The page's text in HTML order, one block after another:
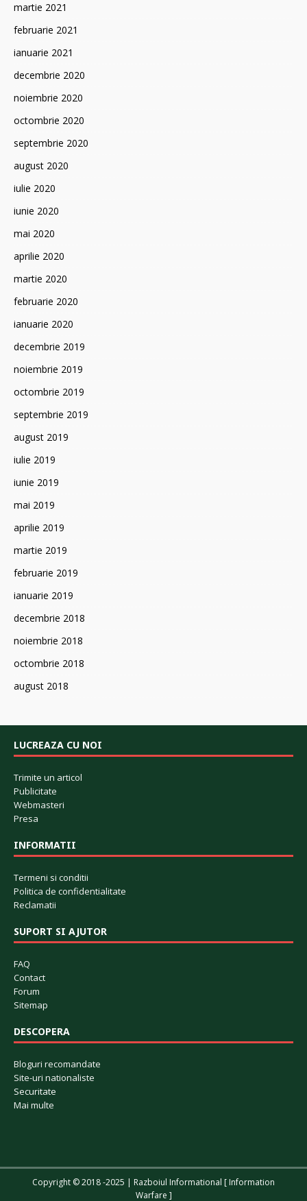
martie 2021
februarie 2021
ianuarie 2021
decembrie 2020
noiembrie 2020
octombrie 2020
septembrie 2020
august 2020
iulie 2020
iunie 2020
mai 2020
aprilie 2020
martie 2020
februarie 2020
ianuarie 2020
decembrie 2019
noiembrie 2019
octombrie 2019
septembrie 2019
august 2019
iulie 2019
iunie 2019
mai 2019
aprilie 2019
martie 2019
februarie 2019
ianuarie 2019
decembrie 2018
noiembrie 2018
octombrie 2018
august 2018
LUCREAZA CU NOI
Trimite un articol
Publicitate
Webmasteri
Presa
INFORMATII
Termeni si conditii
Politica de confidentialitate
Reclamatii
SUPORT SI AJUTOR
FAQ
Contact
Forum
Sitemap
DESCOPERA
Bloguri recomandate
Site-uri nationaliste
Securitate
Mai multe
Copyright © 2018 -2025 | Razboiul Informational [ Information
Warfare ]